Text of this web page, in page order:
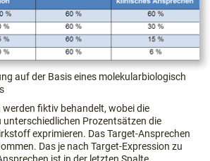
auf der Basis eines molekularbiologisch
fiktiv behandelt, wobei die
unterschiedlichen Prozentsätzen die
exprimieren. Das Target-Ansprechen
Das je nach Target-Expression zu